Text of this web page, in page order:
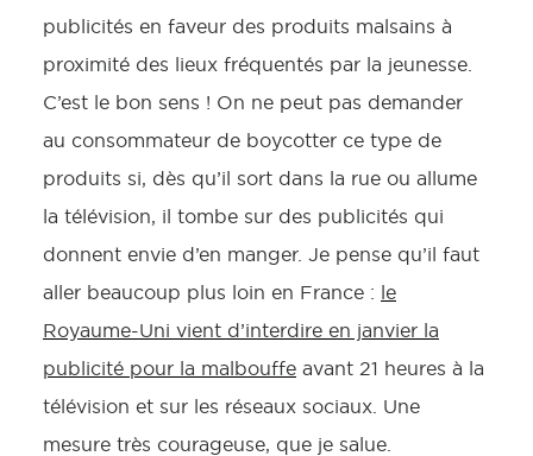
publicités en faveur des produits malsains à
proximité des lieux fréquentés par la jeunesse.
C’est le bon sens ! On ne peut pas demander
au consommateur de boycotter ce type de
produits si, dès qu’il sort dans la rue ou allume
la télévision, il tombe sur des publicités qui
donnent envie d’en manger. Je pense qu’il faut
aller beaucoup plus loin en France : le
Royaume-Uni vient d’interdire en janvier la
publicité pour la malbouffe avant 21 heures à la
télévision et sur les réseaux sociaux. Une
mesure très courageuse, que je salue.